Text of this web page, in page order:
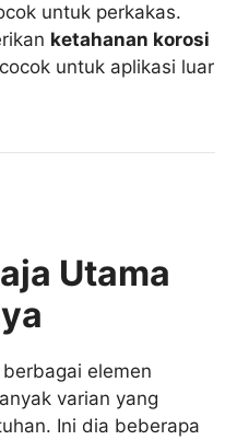
untuk perkakas.
ketahanan korosi
untuk aplikasi luar
Utama
elemen
varian yang
Ini dia beberapa